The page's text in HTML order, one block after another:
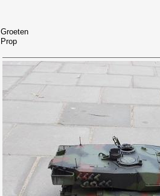
Groeten
Prop